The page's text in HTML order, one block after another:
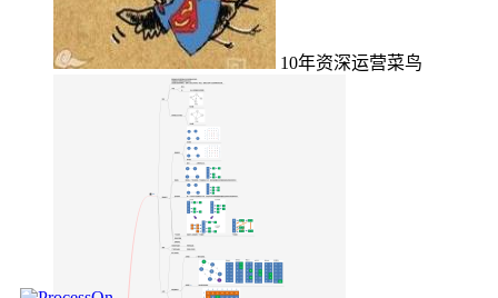
10年资深运营菜鸟